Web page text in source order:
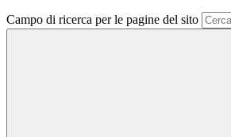
Campo di ricerca per le pagine del sito